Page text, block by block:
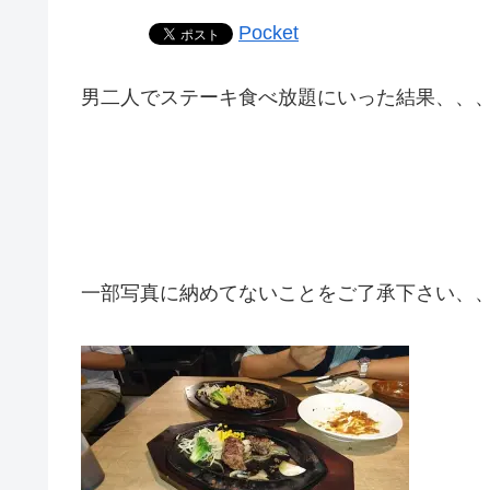
Pocket
男二人でステーキ食べ放題にいった結果、、
一部写真に納めてないことをご了承下さい、